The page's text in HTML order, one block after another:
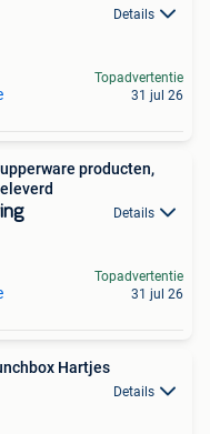
Details
Topadvertentie
31 jul 26
producten,
Details
Topadvertentie
31 jul 26
Hartjes
Details